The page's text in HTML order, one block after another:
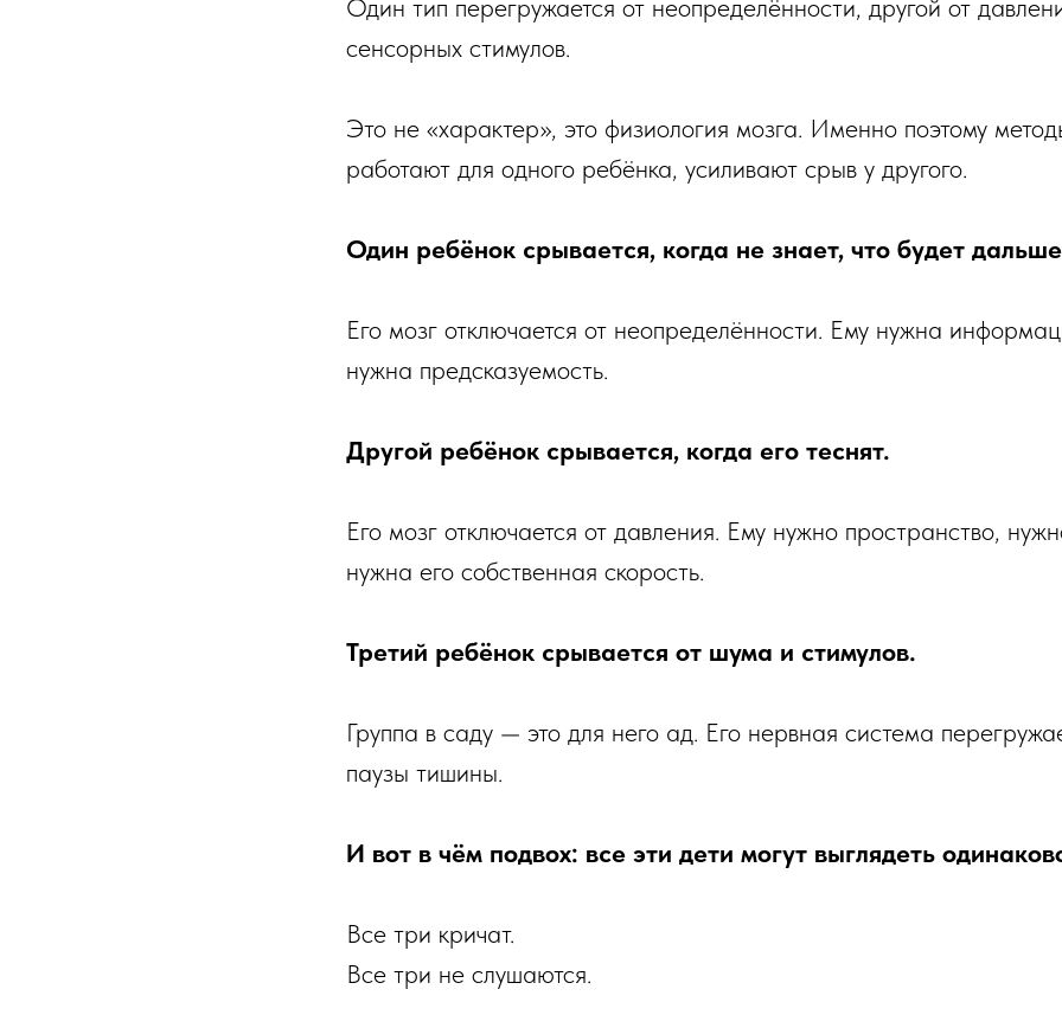
Один тип перегружается от неопределённости, другой от
сенсорных стимулов.
Это не «характер», это физиология мозга. Именно поэтому
работают для одного ребёнка, усиливают срыв у другого.
Один ребёнок срывается, когда не знает, что будет
Его мозг отключается от неопределённости. Ему нужна
нужна предсказуемость.
Другой ребёнок срывается, когда его теснят.
Его мозг отключается от давления. Ему нужно пространство,
нужна его собственная скорость.
Третий ребёнок срывается от шума и стимулов.
Группа в саду — это для него ад. Его нервная система
паузы тишины.
И вот в чём подвох: все эти дети могут выглядеть
Все три кричат.
Все три не слушаются.